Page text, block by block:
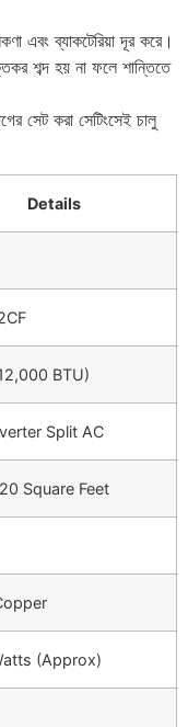
এবং ব্যাকটেরিয়া দূর করে।
শব্দ হয় না ফলে শান্তিতে
সেট করা সেটিংসেই চালু
Details
BTU)
Split AC
Square Feet
(Approx)